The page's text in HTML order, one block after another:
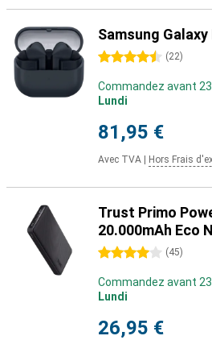
Samsung Galaxy
4.5 étoiles (22)
Commandez avant
Lundi
81,95 €
Avec TVA Hors Frais
Trust Primo
20.000mAh Eco
4 étoiles (45)
Commandez avant
Lundi
26,95 €